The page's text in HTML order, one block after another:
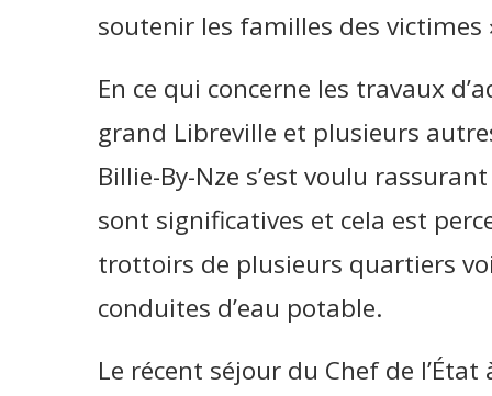
soutenir les familles des victimes
En ce qui concerne les travaux
grand Libreville et plusieurs
Billie-By-Nze s’est voulu
sont significatives et cela est
trottoirs de plusieurs quartiers
conduites d’eau potable.
Le récent séjour du Chef de